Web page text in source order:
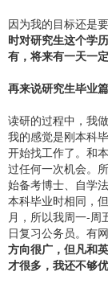
因为我的目标还是
时对研究生这个学
有，将来有一天一
再来说研究生毕业篇
读研的过程中，我
我的感觉是刚本科
开始找工作了。和
过任何一次机会。
始备考博士、自学
本科毕业时相同，
月，所以我周一-周
日复习公务员。有
方向很广，但凡和
才很多，我还不够